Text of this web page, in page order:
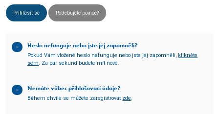
Přihlásit se Potřebujete pomoc?
Heslo nefunguje nebo jste jej zapomněli?
Pokud Vám vložené heslo nefunguje nebo jste jej zapomněli, klikněte
sem. Za pár sekund budete mít nové.
Nemáte vůbec přihlašovací údaje?
Během chvíle se můžete zaregistrovat zde.